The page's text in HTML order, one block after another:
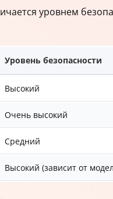
уровнем
Уровень безопасности
Высокий
Очень высокий
Средний
Высокий (зависит от